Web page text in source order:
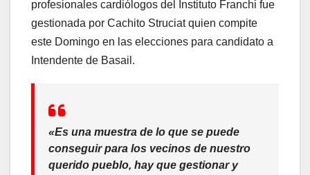
profesionales cardiólogos del Instituto Franchi fue
gestionada por Cachito Struciat quien compite
este Domingo en las elecciones para candidato a
Intendente de Basail.
«Es una muestra de lo que se puede
conseguir para los vecinos de nuestro
querido pueblo, hay que gestionar y